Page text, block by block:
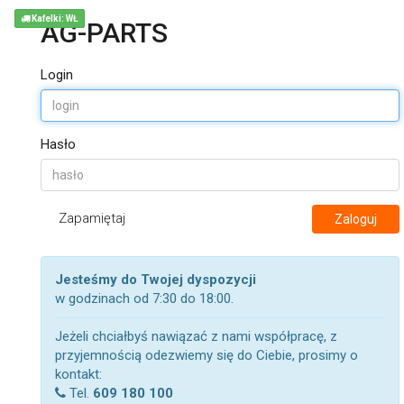
AG-PARTS
Login
Hasło
Zapamiętaj Zaloguj
Jesteśmy do Twojej dyspozycji
w godzinach od 7:30 do 18:00.
Jeżeli chciałbyś nawiązać z nami współpracę, z
przyjemnością odezwiemy się do Ciebie, prosimy o
kontakt:
Tel. 609 180 100
Kafelki: WŁ